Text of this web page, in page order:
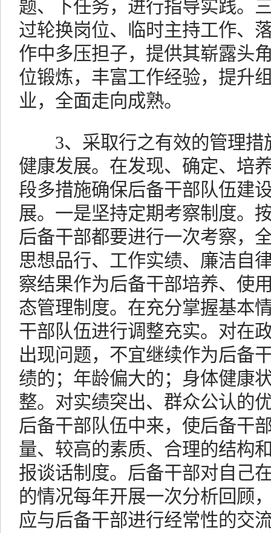
题、下任务，进行指导实践。
过轮换岗位、临时主持工作、
作中多压担子，提供其崭露头
位锻炼，丰富工作经验，提升
业，全面走向成熟。
3、采取行之有效的管理措
健康发展。在发现、确定、培
段多措施确保后备干部队伍建
展。一是坚持定期考察制度。
后备干部都要进行一次考察，
思想品行、工作实绩、廉洁自
察结果作为后备干部培养、使
态管理制度。在充分掌握基本
干部队伍进行调整充实。对在
出现问题，不宜继续作为后备
绩的；年龄偏大的；身体健康
整。对实绩突出、群众公认的
后备干部队伍中来，使后备干
量、较高的素质、合理的结构
报谈话制度。后备干部对自己
的情况每年开展一次分析回顾
应与后备干部进行经常性的交